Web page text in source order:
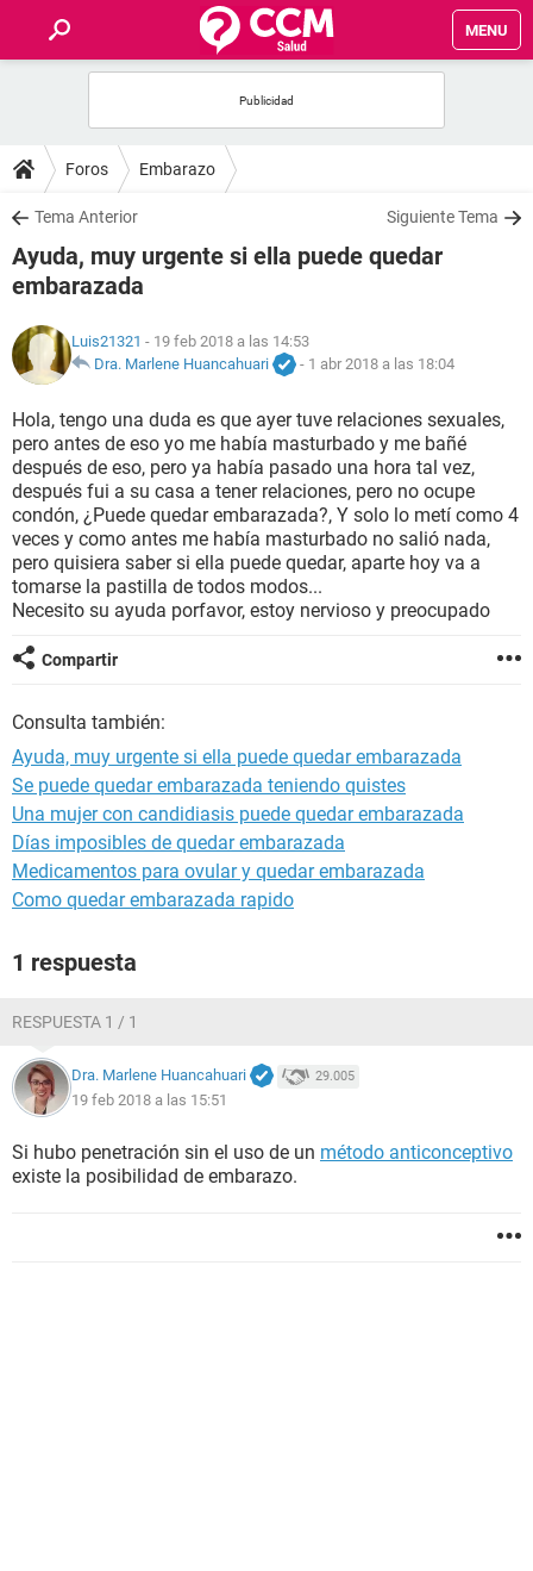
MENU
FOROS
SALUD
FAMILIA
NUTRICIÓN
SEXUALIDAD
GLOSARIO
Foros Embarazo
Tema Anterior Siguiente Tema
Ayuda, muy urgente si ella puede quedar
embarazada
Luis21321 - 19 feb 2018 a las 14:53
Dra. Marlene Huancahuari
- 1 abr 2018 a las 18:04
Hola, tengo una duda es que ayer tuve relaciones sexuales,
pero antes de eso yo me había masturbado y me bañé
después de eso, pero ya había pasado una hora tal vez,
después fui a su casa a tener relaciones, pero no ocupe
condón, ¿Puede quedar embarazada?, Y solo lo metí como 4
veces y como antes me había masturbado no salió nada,
pero quisiera saber si ella puede quedar, aparte hoy va a
tomarse la pastilla de todos modos...
Necesito su ayuda porfavor, estoy nervioso y preocupado
Compartir
Consulta también:
Ayuda, muy urgente si ella puede quedar embarazada
Se puede quedar embarazada teniendo quistes
Una mujer con candidiasis puede quedar embarazada
Días imposibles de quedar embarazada
Medicamentos para ovular y quedar embarazada
Como quedar embarazada rapido
1 respuesta
RESPUESTA 1 / 1
Dra. Marlene Huancahuari 29.005
19 feb 2018 a las 15:51
Si hubo penetración sin el uso de un método anticonceptivo
existe la posibilidad de embarazo.